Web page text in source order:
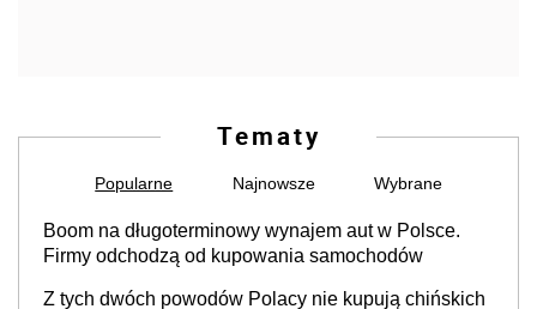
Tematy
Popularne Najnowsze Wybrane
Boom na długoterminowy wynajem aut w Polsce.
Firmy odchodzą od kupowania samochodów
Z tych dwóch powodów Polacy nie kupują chińskich